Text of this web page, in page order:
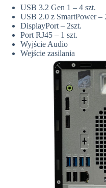
USB 3.2 Gen 1 – 4 szt.
USB 2.0 z SmartPower –
DisplayPort – 2szt.
Port RJ45 – 1 szt.
Wyjście Audio
Wejście zasilania